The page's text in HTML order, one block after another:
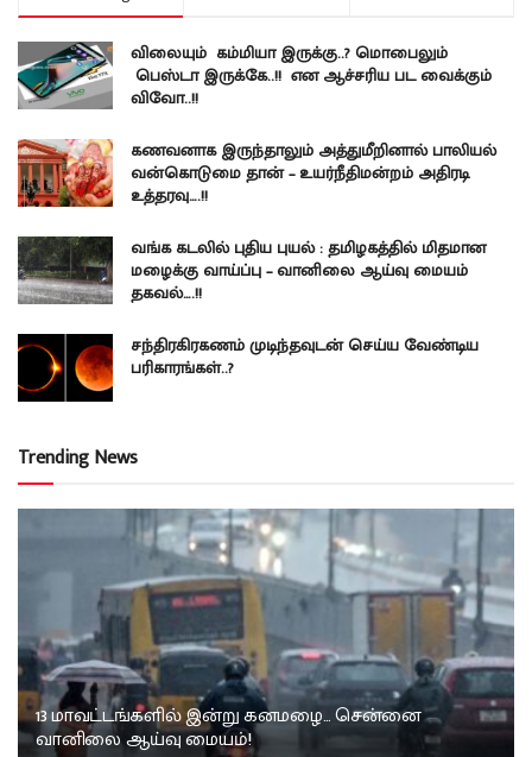
விலையும் கம்மியா இருக்கு..? மொபைலும்
பெஸ்டா இருக்கே..!! என ஆச்சரிய பட வைக்கும்
விவோ..!!
கணவனாக இருந்தாலும் அத்துமீறினால் பாலியல்
வன்கொடுமை தான் – உயர்நீதிமன்றம் அதிரடி
உத்தரவு….!!
வங்க கடலில் புதிய புயல் : தமிழகத்தில் மிதமான
மழைக்கு வாய்ப்பு – வானிலை ஆய்வு மையம்
தகவல்….!!
சந்திரகிரகணம் முடிந்தவுடன் செய்ய வேண்டிய
பரிகாரங்கள்..?
Trending News
13 மாவட்டங்களில் இன்று கனமழை… சென்னை
வானிலை ஆய்வு மையம்!